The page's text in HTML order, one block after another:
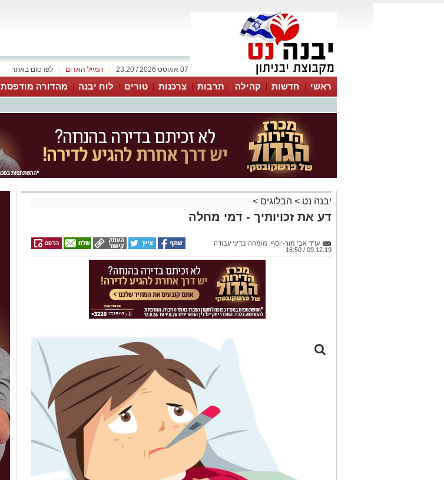
לפרסום באתר המייל האדום 07 אוגוסט 2026 / 23:20
ראשי חדשות קהילה תרבות צרכנות טורים לוח יבנה מהדורה מודפסת
יבנה נט > הבלוגים >
דע את זכויותיך - דמי מחלה
עו"ד אבי מור-יוסף, מומחה בדיני עבודה
09.12.19 / 16:50